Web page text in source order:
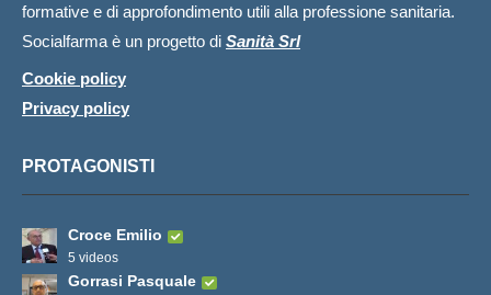
formative e di approfondimento utili alla professione sanitaria.
Socialfarma è un progetto di Sanità Srl
Cookie policy
Privacy policy
PROTAGONISTI
Croce Emilio
5 videos
Gorrasi Pasquale